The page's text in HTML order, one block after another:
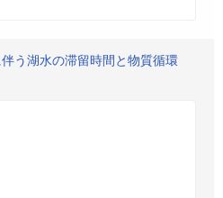
う湖水の滞留時間と物質循環